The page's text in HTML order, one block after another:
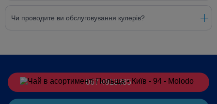
Чи проводите ви обслуговування кулерів?
067 4913385